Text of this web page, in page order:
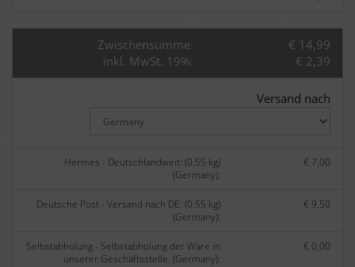
Zwischensumme:
€ 14,99
inkl. MwSt. 19%:
€ 2,39
Versand nach
Hermes - Deutschlandweit: (0.55 kg)
(Germany):
€ 7,00
Deutsche Post - Versand nach DE: (0.55 kg)
(Germany):
€ 9,50
Selbstabholung - Selbstabholung der Ware in
unserer Geschäftsstelle. (Germany):
€ 0,00